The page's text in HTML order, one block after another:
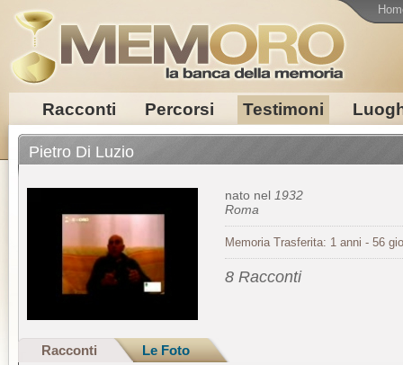
Racconti Percorsi Testimoni
Pietro Di Luzio
nato nel 1932
Roma
Memoria Trasferita: 1 anni - 56
8 Racconti
Racconti Le Foto